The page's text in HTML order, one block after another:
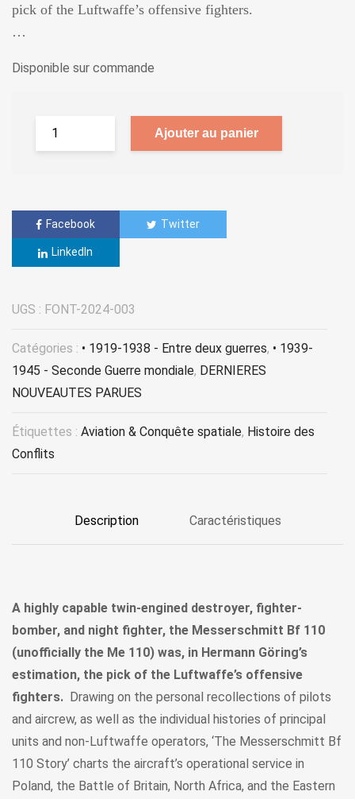
pick of the Luftwaffe’s offensive fighters.
…
Disponible sur commande
Ajouter au panier
Facebook Twitter
LinkedIn
UGS : FONT-2024-003
Catégories : • 1919-1938 - Entre deux guerres, • 1939-
1945 - Seconde Guerre mondiale, DERNIERES
NOUVEAUTES PARUES
Étiquettes : Aviation & Conquête spatiale, Histoire des
Conflits
Description Caractéristiques
A highly capable twin-engined destroyer, fighter-
bomber, and night fighter, the Messerschmitt Bf 110
(unofficially the Me 110) was, in Hermann Göring’s
estimation, the pick of the Luftwaffe’s offensive
fighters. Drawing on the personal recollections of pilots
and aircrew, as well as the individual histories of principal
units and non-Luftwaffe operators, ‘The Messerschmitt Bf
110 Story’ charts the aircraft’s operational service in
Poland, the Battle of Britain, North Africa, and the Eastern